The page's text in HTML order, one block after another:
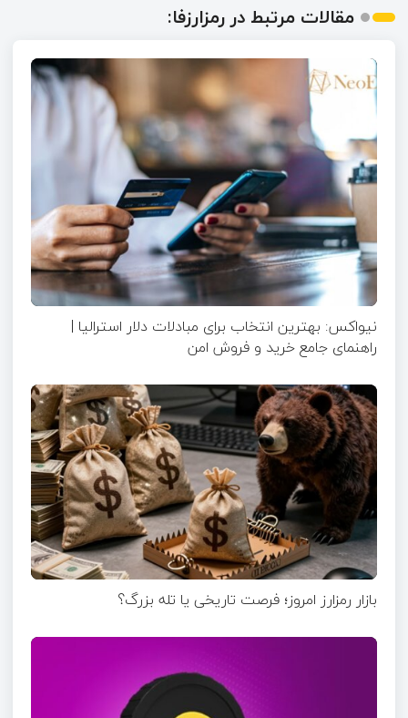
مقالات مرتبط در رمزارزفا:
نیواکس: بهترین انتخاب برای مبادلات دلار استرالیا |
راهنمای جامع خرید و فروش امن
بازار رمزارز امروز؛ فرصت تاریخی یا تله بزرگ؟